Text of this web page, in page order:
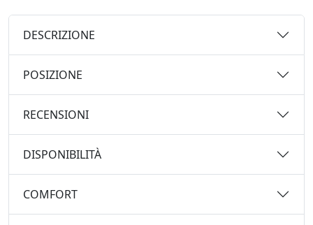
DESCRIZIONE
POSIZIONE
RECENSIONI
DISPONIBILITÀ
COMFORT